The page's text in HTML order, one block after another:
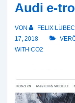
Audi e-
VON FELIX
17, 2018
WITH CO2